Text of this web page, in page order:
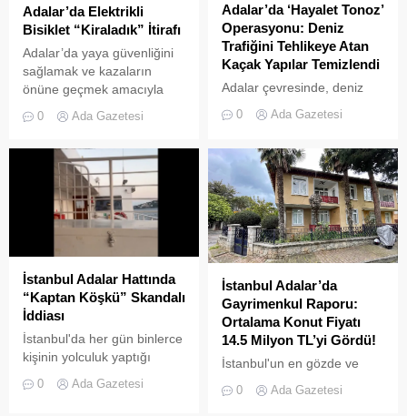
Adalar’da Elektrikli
Bisiklet “Kiraladık” İtirafı
Adalar’da yaya güvenliğini
sağlamak ve kazaların
önüne geçmek amacıyla
kiralama yasağı” adeta hiçe
yansıyan son görüntüler,
yasağın delindiğini ve
denetimlerin yetersiz
kaldığını bir kez daha gözler
önüne serdi. Adalar’da
Koordinasyon Merkezi)
kararları doğrultusunda
ticari amaçlı elektrikli bisiklet
faaliyetleri yasaklanmış
durumda....
0 Ada Gazetesi
Adalar’da ‘Hayalet Tonoz’
Operasyonu: Deniz
Trafiğini Tehlikeye Atan
Kaçak Yapılar Temizlendi
Adalar çevresinde, deniz
çevre kirliliğine neden olan
geniş çaplı bir temizlik ve
denetim operasyonu
gerçekleştirildi.
0 Ada Gazetesi
İstanbul Adalar Hattında
“Kaptan Köşkü” Skandalı
İddiası
İstanbul'da her gün binlerce
kişinin yolculuk yaptığı
Adalar hattında kaydedilen
görüntüler "bu kadarına da
0 Ada Gazetesi
İstanbul Adalar’da
Gayrimenkul Raporu:
Ortalama Konut Fiyatı
14.5 Milyon TL’yi Gördü!
İstanbul'un en gözde ve
olan Adalar ilçesinde,
0 Ada Gazetesi